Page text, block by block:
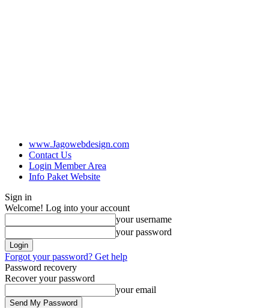
www.Jagowebdesign.com
Contact Us
Login Member Area
Info Paket Website
Sign in
Welcome! Log into your account
your username
your password
Forgot your password? Get help
Password recovery
Recover your password
your email